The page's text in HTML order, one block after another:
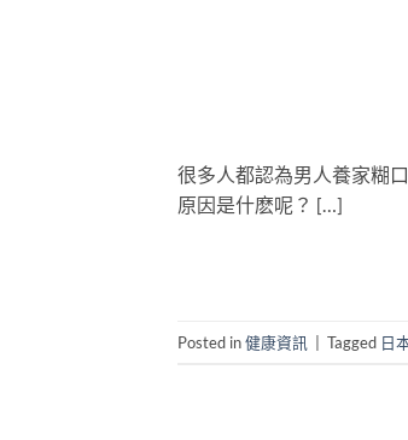
很多人都認為男人養家糊
原因是什麽呢？ […]
Posted in健康資訊 Tagged 日